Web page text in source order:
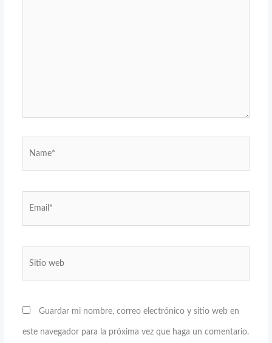
Guardar mi nombre, correo electrónico y sitio web en
este navegador para la próxima vez que haga un comentario.